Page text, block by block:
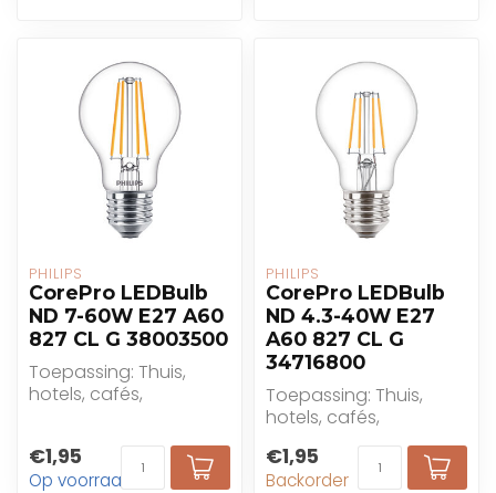
PHILIPS
CorePro LEDBulb
ND 7-60W E27 A60
827 CL G 38003500
Toepassing: Thuis,
hotels, cafés,
€1,95
Op voorraad
PHILIPS
CorePro LEDBulb
ND 4.3-40W E27
A60 827 CL G
34716800
Toepassing: Thuis,
hotels, cafés,
restaurants
€1,95
Backorder